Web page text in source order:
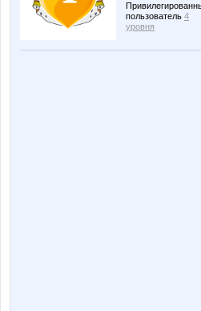
пользователь 4
уровня